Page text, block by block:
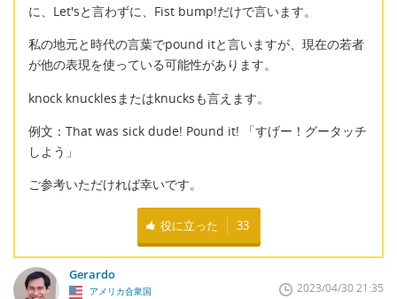
に、Let'sと言わずに、Fist bump!だけで言います。
私の地元と時代の言葉でpound itと言いますが、現在の若者
が他の表現を使っている可能性があります。
knock knucklesまたはknucksも言えます。
例文：That was sick dude! Pound it! 「すげー！グータッチ
しよう」
ご参考いただければ幸いです。
役に立った 33
Gerardo
アメリカ合衆国 2023/04/30 21:35